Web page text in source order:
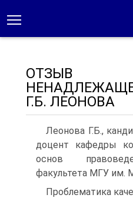
ОТЗЫВ
Г.Б. ЛЕОНОВА
Леонова Г.Б.,
доцент кафедры
основ
факультета МГУ им.
Проблематика